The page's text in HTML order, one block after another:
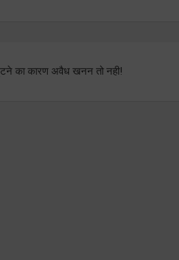
का कारण अवैध खनन तो नही!